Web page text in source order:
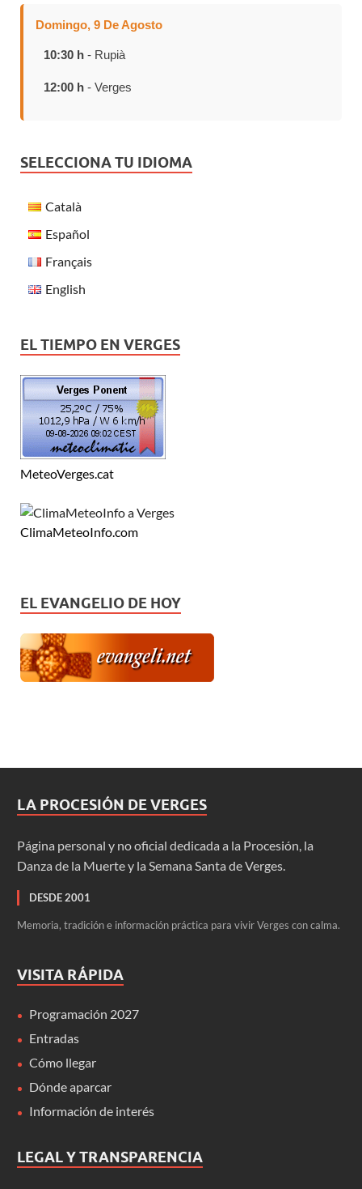
Domingo, 9 De Agosto
10:30 h - Rupià
12:00 h - Verges
SELECCIONA TU IDIOMA
Català
Español
Français
English
EL TIEMPO EN VERGES
MeteoVerges.cat
ClimaMeteoInfo.com
EL EVANGELIO DE HOY
LA PROCESIÓN DE VERGES
Página personal y no oficial dedicada a la Procesión, la
Danza de la Muerte y la Semana Santa de Verges.
DESDE 2001
Memoria, tradición e información práctica para vivir Verges con calma.
VISITA RÁPIDA
Programación 2027
Entradas
Cómo llegar
Dónde aparcar
Información de interés
LEGAL Y TRANSPARENCIA